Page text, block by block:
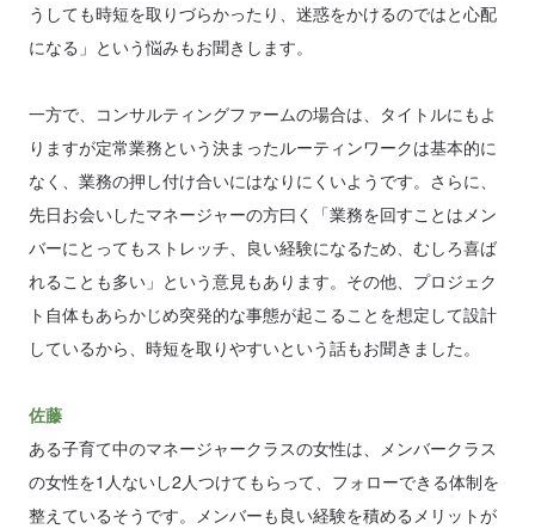
うしても時短を取りづらかったり、迷惑をかけるのではと心配
になる」という悩みもお聞きします。
一方で、コンサルティングファームの場合は、タイトルにもよ
りますが定常業務という決まったルーティンワークは基本的に
なく、業務の押し付け合いにはなりにくいようです。さらに、
先日お会いしたマネージャーの方曰く「業務を回すことはメン
バーにとってもストレッチ、良い経験になるため、むしろ喜ば
れることも多い」という意見もあります。その他、プロジェク
ト自体もあらかじめ突発的な事態が起こることを想定して設計
しているから、時短を取りやすいという話もお聞きました。
佐藤
ある子育て中のマネージャークラスの女性は、メンバークラス
の女性を1人ないし2人つけてもらって、フォローできる体制を
整えているそうです。メンバーも良い経験を積めるメリットが